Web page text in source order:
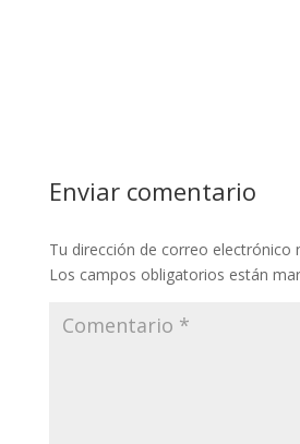
Enviar comentario
Tu dirección de correo electrónico
Los campos obligatorios están